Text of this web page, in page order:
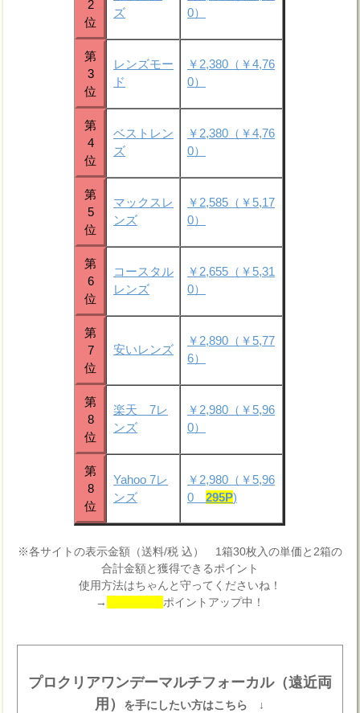
2
位
ズ
0）
第
3
位
レンズモー
ド
￥2,380（￥4,76
0）
第
4
位
ベストレン
ズ
￥2,380（￥4,76
0）
第
5
位
マックスレ
ンズ
￥2,585（￥5,17
0）
第
6
位
コースタル
レンズ
￥2,655（￥5,31
0）
第
7
位
安いレンズ
￥2,890（￥5,77
6）
第
8
位
楽天 7レ
ンズ
￥2,980（￥5,96
0）
第
8
位
Yahoo 7レ
ンズ
￥2,980（￥5,96
0 295P)
※各サイトの表示金額（送料/税 込） 1箱30枚入の単価と2箱の
合計金額と獲得できるポイント
使用方法はちゃんと守ってくださいね！
→
ポイントアップ中！
プロクリアワンデーマルチフォーカル（遠近両
用）
を手にしたい方はこちら ↓